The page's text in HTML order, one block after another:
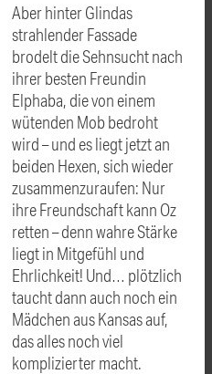
Aber hinter Glindas
strahlender Fassade
brodelt die Sehnsucht nach
ihrer besten Freundin
Elphaba, die von einem
wütenden Mob bedroht
wird – und es liegt jetzt an
beiden Hexen, sich wieder
zusammenzuraufen: Nur
ihre Freundschaft kann Oz
retten – denn wahre Stärke
liegt in Mitgefühl und
Ehrlichkeit! Und… plötzlich
taucht dann auch noch ein
Mädchen aus Kansas auf,
das alles noch viel
komplizierter macht.